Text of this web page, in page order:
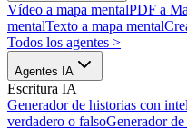
Vídeo a mapa mentalPDF a
mentalTexto a mapa mental
Todos los agentes >
Agentes IA
Escritura IA
Generador de historias con
verdadero o falsoGenerador